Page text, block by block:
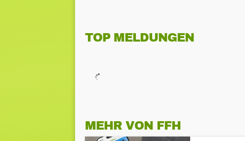
TOP MELDUNGEN
MEHR VON FFH